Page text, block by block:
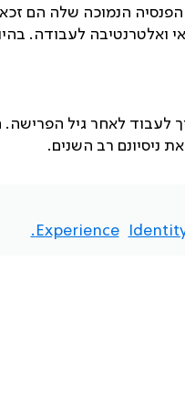
הנמוכה שלה הם
ואלטרנטיבה לעבודה.
לעבוד לאחר גיל הפרישה.
ניסיונם רב השנים.
Experience.